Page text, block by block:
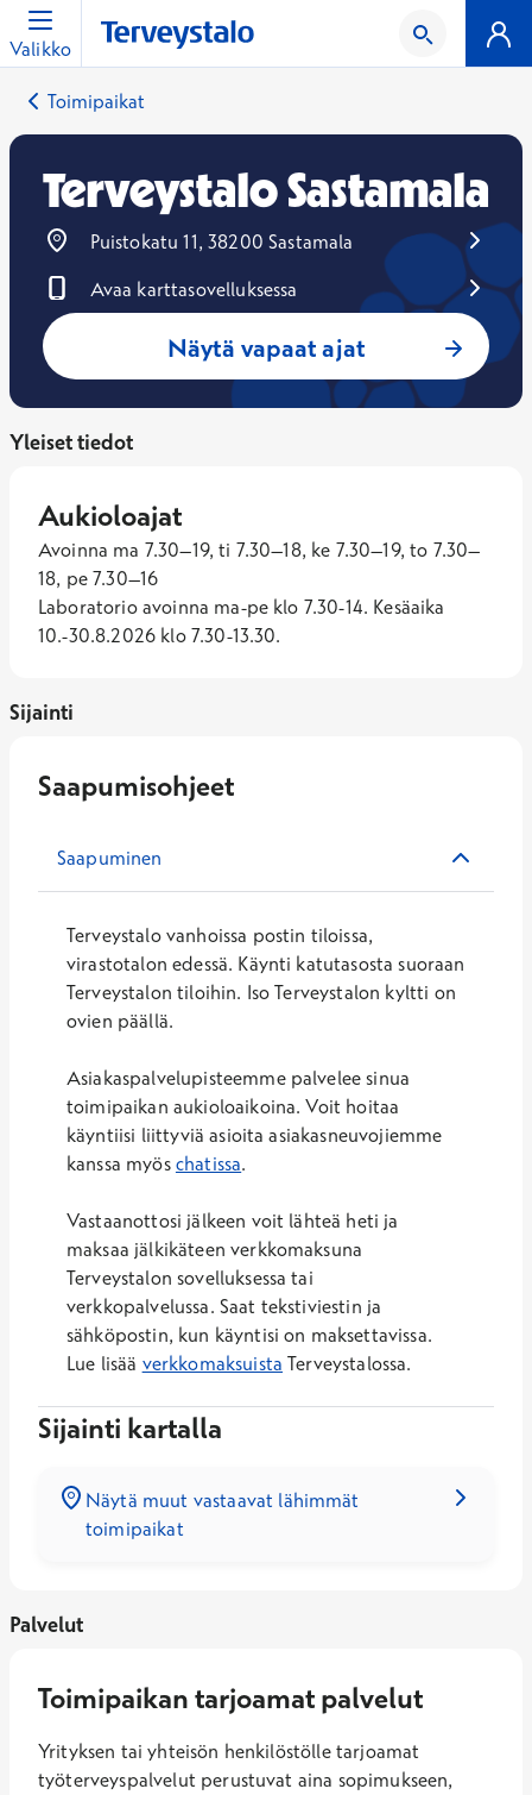
Valikko
Toimipaikat
Terveystalo Sastamala
Puistokatu 11, 38200 Sastamala
Avaa karttasovelluksessa
Avautuu uuteen ikkunaan
Näytä vapaat ajat
Yleiset tiedot
Aukioloajat
Avoinna ma 7.30–19, ti 7.30–18, ke 7.30–19, to 7.30–
18, pe 7.30–16
Laboratorio avoinna ma-pe klo 7.30-14. Kesäaika
10.-30.8.2026 klo 7.30-13.30.
Sijainti
Saapumisohjeet
Saapuminen
Terveystalo vanhoissa postin tiloissa,
virastotalon edessä. Käynti katutasosta suoraan
Terveystalon tiloihin. Iso Terveystalon kyltti on
ovien päällä.
Asiakaspalvelupisteemme palvelee sinua
toimipaikan aukioloaikoina. Voit hoitaa
käyntiisi liittyviä asioita asiakasneuvojiemme
kanssa myös chatissa.
Vastaanottosi jälkeen voit lähteä heti ja
maksaa jälkikäteen verkkomaksuna
Terveystalon sovelluksessa tai
verkkopalvelussa. Saat tekstiviestin ja
sähköpostin, kun käyntisi on maksettavissa.
Lue lisää verkkomaksuista Terveystalossa.
Sijainti kartalla
Näytä muut vastaavat lähimmät
toimipaikat
Palvelut
Toimipaikan tarjoamat palvelut
Yrityksen tai yhteisön henkilöstölle tarjoamat
työterveyspalvelut perustuvat aina sopimukseen,